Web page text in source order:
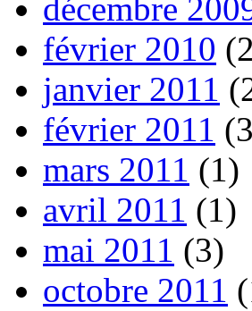
décembre
février 2010
janvier 2011
février 2011
mars 2011 (1)
avril 2011 (1)
mai 2011 (3)
octobre 2011